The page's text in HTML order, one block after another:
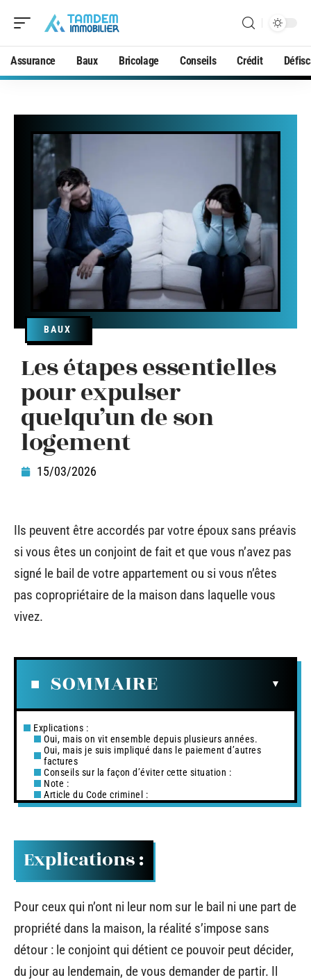
Assurance Baux Bricolage Conseils Crédit
BAUX
Les étapes essentielles
pour expulser
quelqu’un de son
logement
15/03/2026
Ils peuvent être accordés par votre époux sans préavis
si vous êtes un conjoint de fait et que vous n’avez pas
signé le bail de votre appartement ou si vous n’êtes
pas copropriétaire de la maison dans laquelle vous
vivez.
SOMMAIRE
Explications :
Oui, mais on vit ensemble depuis plusieurs années.
Oui, mais je suis impliqué dans le paiement d’autres
factures
Conseils sur la façon d’éviter cette situation :
Note :
Article du Code criminel :
Explications :
Pour ceux qui n’ont ni leur nom sur le bail ni une part de
propriété dans la maison, la réalité s’impose sans
détour : le conjoint qui détient ce pouvoir peut décider,
du jour au lendemain, de vous demander de partir. Il